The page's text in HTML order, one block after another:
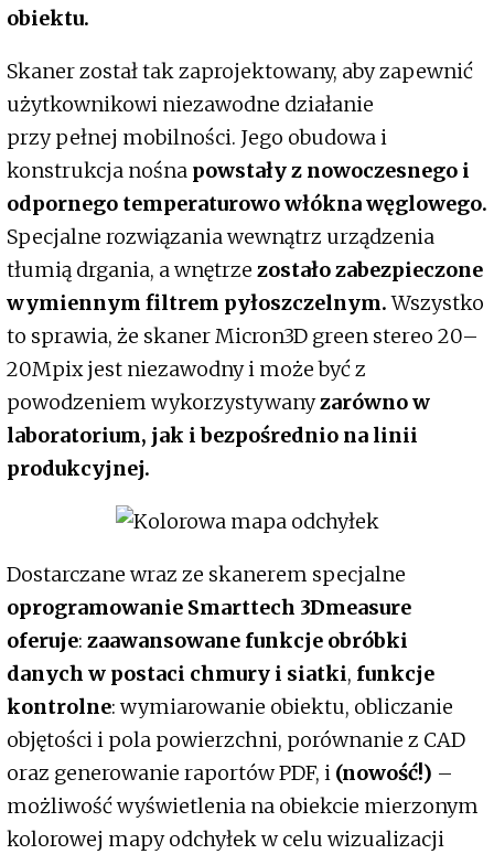
obiektu.
Skaner został tak zaprojektowany, aby zapewnić
użytkownikowi niezawodne działanie
przy pełnej mobilności. Jego obudowa i
konstrukcja nośna powstały z nowoczesnego i
odpornego temperaturowo włókna węglowego.
Specjalne rozwiązania wewnątrz urządzenia
tłumią drgania, a wnętrze zostało zabezpieczone
wymiennym filtrem pyłoszczelnym.Wszystko
to sprawia, że skaner Micron3D green stereo 20–
20Mpix jest niezawodny i może być z
powodzeniem wykorzystywanyzarówno w
laboratorium, jak i bezpośrednio na linii
produkcyjnej.
Dostarczane wraz ze skanerem specjalne
oprogramowanie Smarttech 3Dmeasure
oferuje: zaawansowane funkcje obróbki
danych w postaci chmury i siatki, funkcje
kontrolne: wymiarowanie obiektu, obliczanie
objętości i pola powierzchni, porównanie z CAD
oraz generowanie raportów PDF, i (nowość!) –
możliwość wyświetlenia na obiekcie mierzonym
kolorowej mapy odchyłek w celu wizualizacji